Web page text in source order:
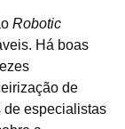
Robotic
Há boas
de
de especialistas